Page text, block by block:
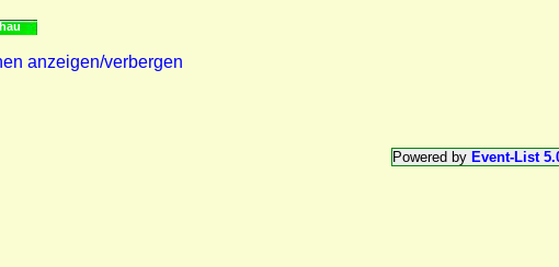
anzeigen/verbergen
Powered by Event-List